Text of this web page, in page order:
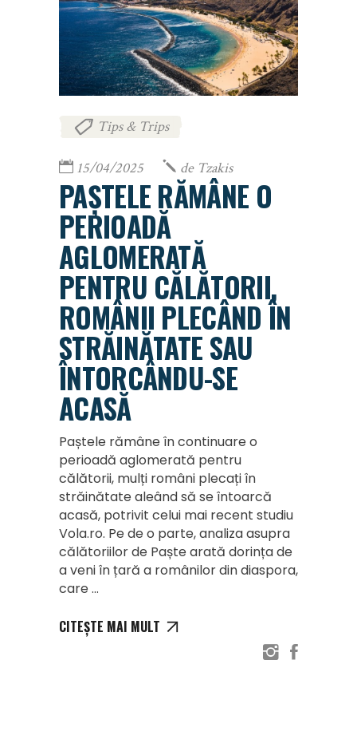
Tips & Trips
15/04/2025 de Tzakis
PAȘTELE RĂMÂNE O
PERIOADĂ
AGLOMERATĂ
PENTRU CĂLĂTORII,
ROMÂNII PLECÂND ÎN
STRĂINĂTATE SAU
ÎNTORCÂNDU-SE
ACASĂ
Paștele rămâne în continuare o
perioadă aglomerată pentru
călătorii, mulți români plecați în
străinătate aleând să se întoarcă
acasă, potrivit celui mai recent studiu
Vola.ro. Pe de o parte, analiza asupra
călătoriilor de Paște arată dorința de
a veni în țară a românilor din diaspora,
care
CITEȘTE MAI MULT